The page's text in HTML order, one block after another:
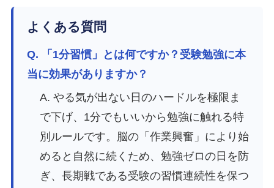
よくある質問
Q. 「1分習慣」とは何ですか？受験勉強に本
当に効果がありますか？
A. やる気が出ない日のハードルを極限ま
で下げ、1分でもいいから勉強に触れる特
別ルールです。脳の「作業興奮」により始
めると自然に続くため、勉強ゼロの日を防
ぎ、長期戦である受験の習慣連続性を保つ